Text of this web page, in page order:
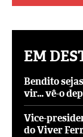
EM
Bendito
vir… vê-o
Vice-
do Viver